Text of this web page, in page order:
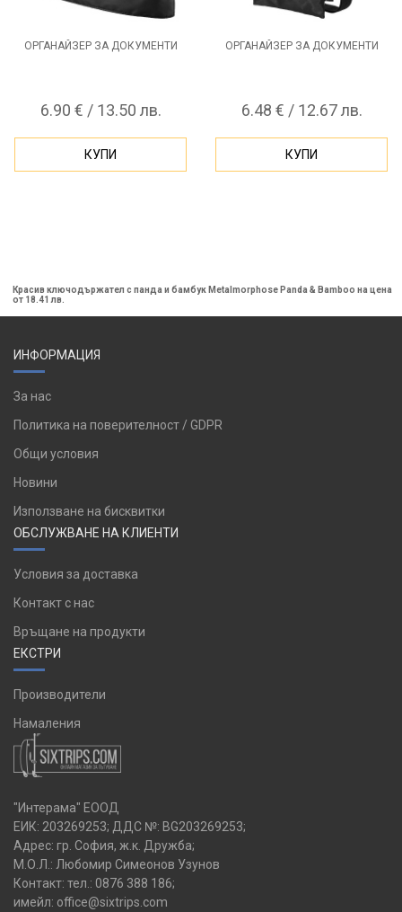
ОРГАНАЙЗЕР ЗА ДОКУМЕНТИ
6.90 € / 13.50 лв.
КУПИ
ОРГАНАЙЗЕР ЗА ДОКУМЕНТИ
6.48 € / 12.67 лв.
КУПИ
Красив ключодържател с панда и бамбук Metalmorphose Panda & Bamboo на цена
от 18.41 лв.
ИНФОРМАЦИЯ
За нас
Политика на поверителност / GDPR
Общи условия
Новини
Използване на бисквитки
ОБСЛУЖВАНЕ НА КЛИЕНТИ
Условия за доставка
Контакт с нас
Връщане на продукти
ЕКСТРИ
Производители
Намаления
"Интерама" ЕООД
ЕИК: 203269253; ДДС №: BG203269253;
Адрес: гр. София, ж.к. Дружба;
М.О.Л.: Любомир Симеонов Узунов
Контакт: тел.: 0876 388 186;
имейл: office@sixtrips.com